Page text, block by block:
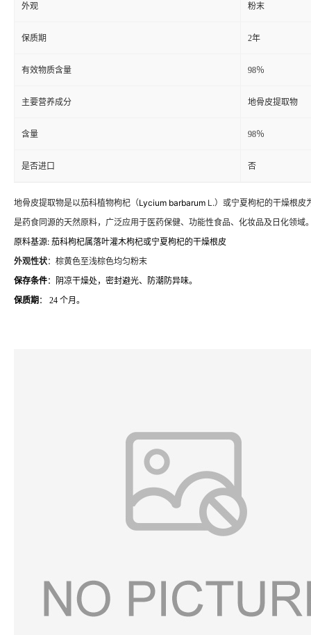
外观 粉末
保质期 2年
有效物质含量 98％
主要营养成分 地骨皮提取物
含量 98％
是否进口 否
地骨皮提取物是以茄科植物枸杞（Lycium barbarum L.）或宁夏枸杞的干燥根皮
是药食同源的天然原料，广泛应用于医药保健、功能性食品、化妆品及日化领域
原料基源: 茄科枸杞属落叶灌木枸杞或宁夏枸杞的干燥根皮
外观性状：棕黄色至浅棕色均匀粉末
保存条件：阴凉干燥处，密封避光、防潮防异味。
保质期 ： 24 个月。